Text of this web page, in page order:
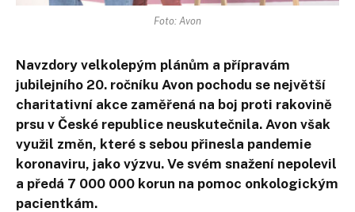
Foto: Avon
Navzdory velkolepým plánům a přípravám
jubilejního 20. ročníku Avon pochodu se největší
charitativní akce zaměřená na boj proti rakovině
prsu v České republice neuskutečnila. Avon však
využil změn, které s sebou přinesla pandemie
koronaviru, jako výzvu. Ve svém snažení nepolevil
a předá 7 000 000 korun na pomoc onkologickým
pacientkám.